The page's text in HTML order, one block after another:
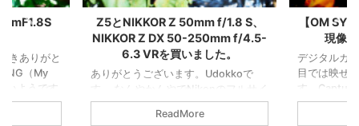
きありがと
（My
ようです
表現させて
Z5とNIKKOR Z 50mm f/1.8 S、
NIKKOR Z DX 50-250mm f/4.5-
6.3 VRを買いました。
ありがとうございます。Udokkoで
す。 なんやかんやでNikonのフルサイ
ズ機、Z5を購入しました。Nikonデビ
ューです。よろしくお願いいたしま
ReadMore
【OM
現像
デジタルカ
目では映せ
す。
ったRAWデ